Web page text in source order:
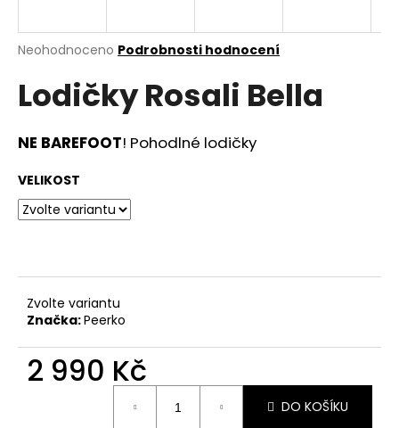
Průměrné
produktu
je
z
5
Neohodnoceno Podrobnosti hodnocení
Lodičky Rosali Bella
NE BAREFOOT! Pohodlné lodičky
VELIKOST
Zvolte variantu
Značka:Peerko
2 990 Kč
DO KOŠÍKU
j
t
?
D
o
p
o
u